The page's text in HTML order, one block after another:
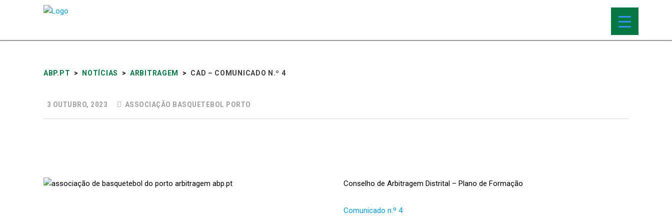
ABP.PT > NOTÍCIAS > ARBITRAGEM > CAD – COMUNICADO N.º 4
3 OUTUBRO, 2023 ASSOCIAÇÃO BASQUETEBOL PORTO
Conselho de Arbitragem Distrital – Plano de Formação
Comunicado n.º 4